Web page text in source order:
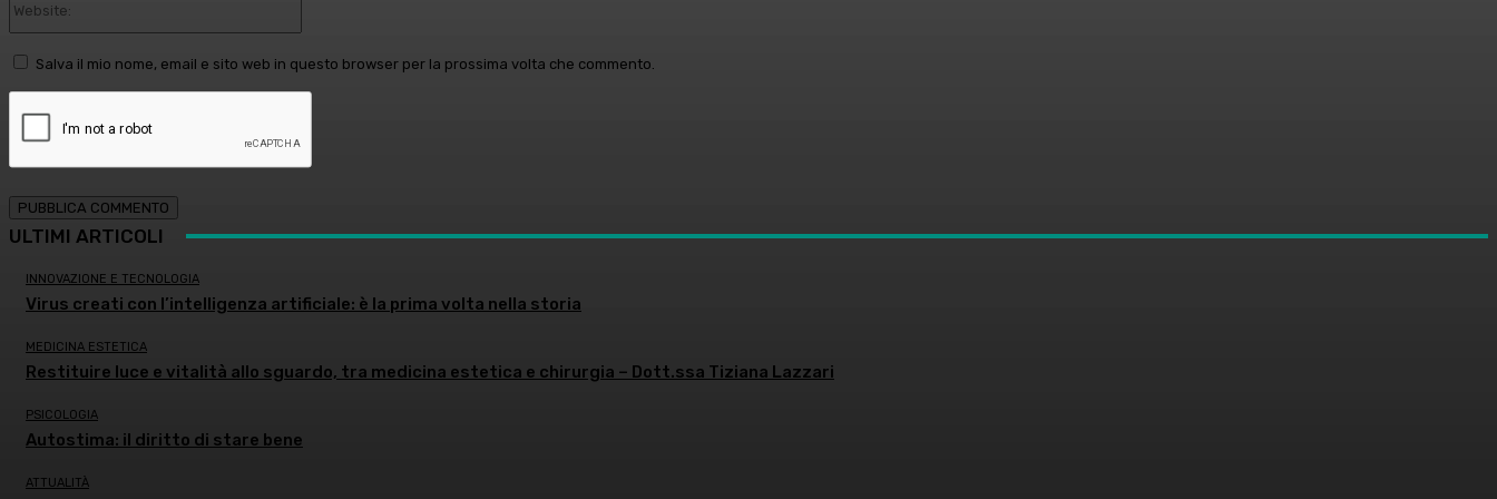
Salva il mio nome, email e sito web in questo browser per la prossima volta che commento.
ULTIMI ARTICOLI
INNOVAZIONE E TECNOLOGIA
Virus creati con l’intelligenza artificiale: è la prima volta nella storia
MEDICINA ESTETICA
Restituire luce e vitalità allo sguardo, tra medicina estetica e chirurgia – Dott.ssa Tiziana Lazzari
PSICOLOGIA
Autostima: il diritto di stare bene
ATTUALITÀ